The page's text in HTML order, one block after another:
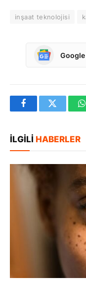
inşaat teknolojisi
FacebookTwitter
İLGILI HABERLER